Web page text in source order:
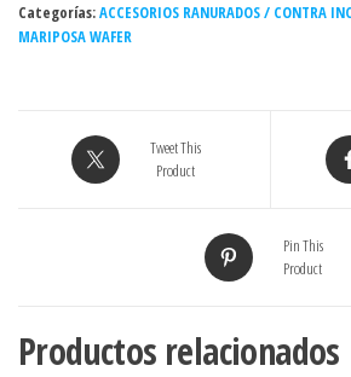
4"
250#
BUNA-
Categorías:ACCESORIOS RANURADOS / CONTRA
MARIPOSA WAFER
Tweet This
Product
Pin This
Product
Productos relacionados